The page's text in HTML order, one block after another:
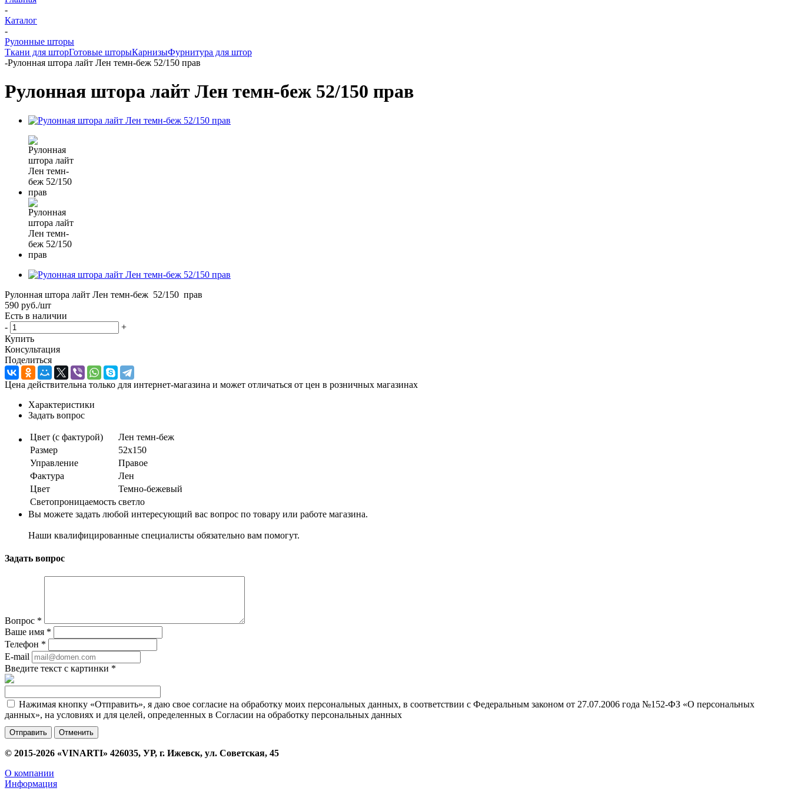
-
Каталог
-
Рулонные шторы
Ткани для шторГотовые шторыКарнизыФурнитура для штор
-Рулонная штора лайт Лен темн-беж 52/150 прав
Рулонная штора лайт Лен темн-беж 52/150 прав
Рулонная штора лайт Лен темн-беж 52/150 прав
590 руб./шт
Есть в наличии
-
+
Купить
Консультация
Поделиться
Цена действительна только для интернет-магазина и может отличаться от цен в розничных магазинах
Характеристики
Задать вопрос
Цвет (с фактурой)
Лен темн-беж
Размер
52х150
Управление
Правое
Фактура
Лен
Цвет
Темно-бежевый
Светопроницаемость светло
Вы можете задать любой интересующий вас вопрос по товару или работе магазина.
Наши квалифицированные специалисты обязательно вам помогут.
Задать вопрос
Вопрос *
Ваше имя *
Телефон *
E-mail
Введите текст с картинки *
Нажимая кнопку «Отправить», я даю свое согласие на обработку моих персональных данных, в соответствии с Федеральным законом от 27.07.2006 года №152-ФЗ «О персональных
данных», на условиях и для целей, определенных в Согласии на обработку персональных данных
Отменить
© 2015-2026 «VINARTI» 426035, УР, г. Ижевск, ул. Советская, 45
О компании
Информация